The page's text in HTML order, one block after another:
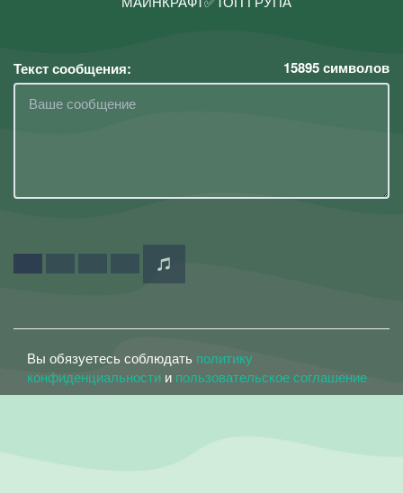
Текст сообщения: 15895символов
Вы обязуетесь соблюдать политику
конфиденциальности и пользовательское соглашение